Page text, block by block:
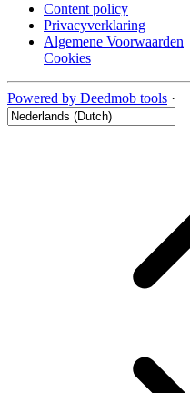
Content policy
Privacyverklaring
Algemene Voorwaarden
Cookies
Powered by Deedmob tools ·